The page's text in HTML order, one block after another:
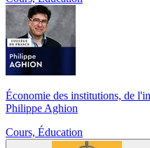
Économie des institutions, de
Philippe Aghion
Cours, Éducation